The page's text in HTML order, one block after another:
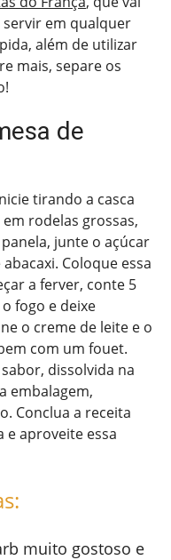
em qualquer
além de utilizar
mais, separe os
de
tirando a casca
rodelas grossas,
junte o açúcar
Coloque essa
a ferver, conte 5
fogo e deixe
o creme de leite e o
com um fouet.
dissolvida na
embalagem,
Conclua a receita
e aproveite essa
muito gostoso e